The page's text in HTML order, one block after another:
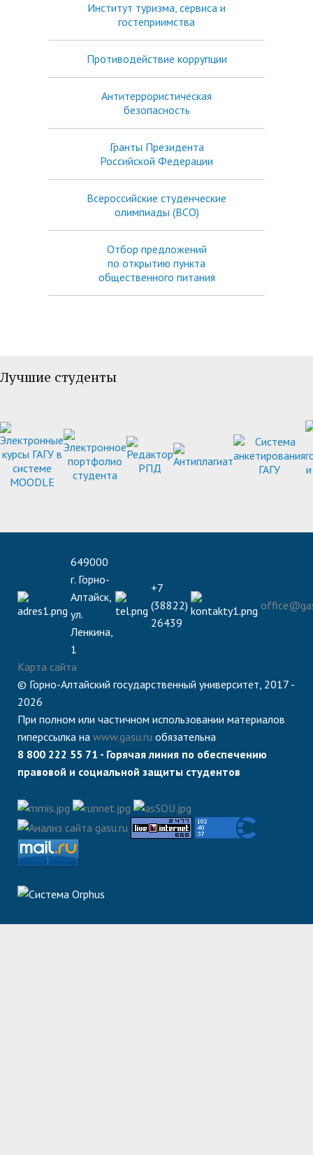
Институт туризма, сервиса и
гостеприимства
Противодействие коррупции
Антитеррористическая
безопасность
Гранты Президента
Российской Федерации
Всероссийские студенческие
олимпиады (ВСО)
Отбор предложений
по открытию пункта
общественного питания
Лучшие студенты
649000
г. Горно-
Алтайск,
ул.
Ленкина,
1
+7
(38822)
26439
Карта сайта
© Горно-Алтайский государственный университет, 2017 -
2026
При полном или частичном использовании материалов
гиперссылка на www.gasu.ru обязательна
8 800 222 55 71 - Горячая линия по обеспечению
правовой и социальной защиты студентов